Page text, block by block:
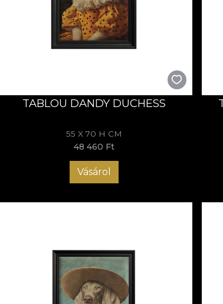
autoironia, oferind spațiilor o aură de rafinament,
Aristopets – noblețe cu
într-o poveste contemporană despre stil,
TABLOU DANDY DUCHESS
55 X 70 H CM
48 460 Ft
Vásárol